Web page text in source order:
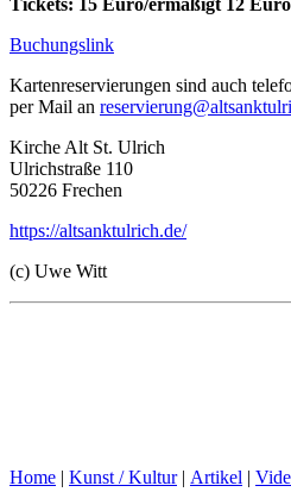
Buchungslink
Kartenreservierungen sind auch
per Mail an
Kirche Alt St. Ulrich
Ulrichstraße 110
50226 Frechen
https://altsanktulrich.de/
(c) Uwe Witt
Home | Kunst / Kultur| Artikel |